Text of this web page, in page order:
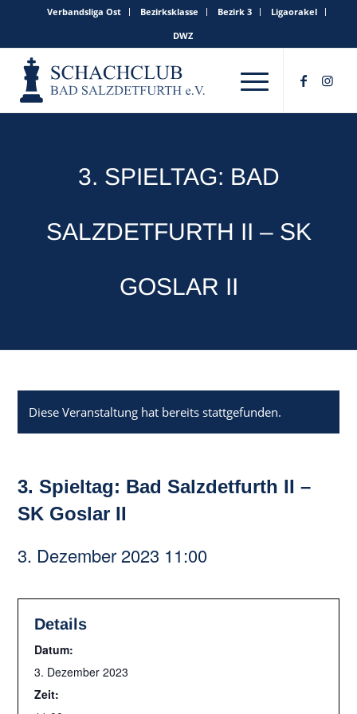
Verbandsliga Ost Bezirksklasse Bezirk 3
Ligaorakel
DWZ
3. SPIELTAG: BAD
SALZDETFURTH II – SK
GOSLAR II
Diese Veranstaltung hat bereits stattgefunden.
3. Spieltag: Bad Salzdetfurth II –
SK Goslar II
3. Dezember 2023 11:00
Details
Datum:
3. Dezember 2023
Zeit: